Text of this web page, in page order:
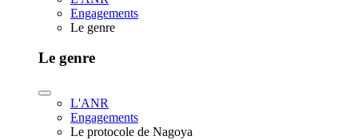
Engagements
Le genre
Le genre
L'ANR
Engagements
Le protocole de Nagoya